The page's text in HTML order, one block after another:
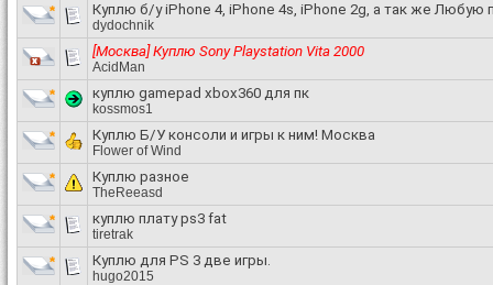
Куплю б/у iPhone 4, iPhone 4s, iPhone 2g, а так же Любую
dydochnik
[Москва] Куплю Sony Playstation Vita 2000
AcidMan
куплю gamepad xbox360 для пк
kossmos1
Куплю Б/У консоли и игры к ним! Москва
Flower of Wind
Куплю разное
TheReeasd
куплю плату ps3 fat
tiretrak
Куплю для PS 3 две игры.
hugo2015